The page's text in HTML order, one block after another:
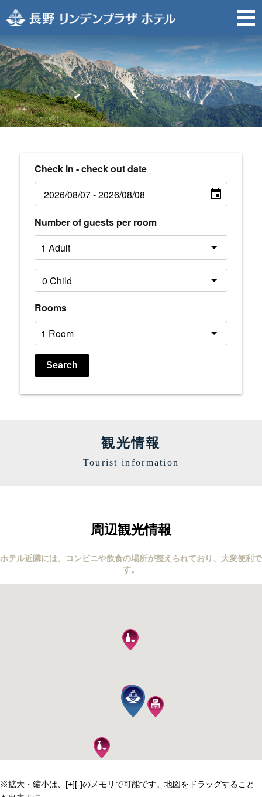
Check in - check out date
Number of guests per room
Rooms
Search
観光情報
Tourist information
周辺観光情報
ホテル近隣には、コンビニや飲食の場所が整えられており、大変便利で
す。
※拡大・縮小は、[+][-]のメモリで可能です。地図をドラッグすること